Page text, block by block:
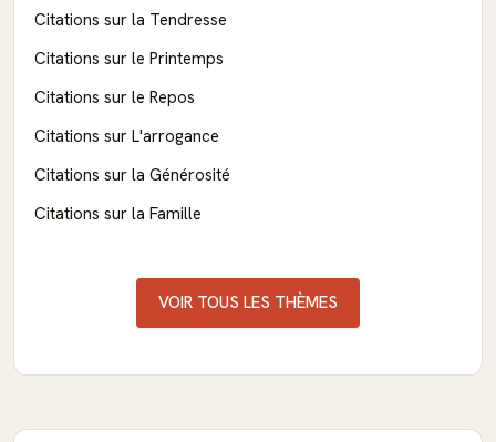
Citations sur la Tendresse
Citations sur le Printemps
Citations sur le Repos
Citations sur L'arrogance
Citations sur la Générosité
Citations sur la Famille
VOIR TOUS LES THÈMES